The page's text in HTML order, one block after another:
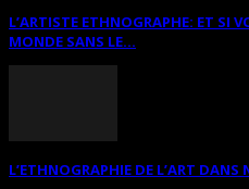
L’ARTISTE ETHNOGRAPHE: ET SI
MONDE SANS LE...
L’ETHNOGRAPHIE DE L’ART DANS